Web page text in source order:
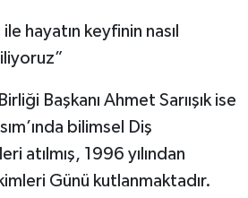
hayatın keyfinin nasıl
Başkanı Ahmet Sarıışık ise
bilimsel Diş
atılmış, 1996 yılından
Günü kutlanmaktadır.